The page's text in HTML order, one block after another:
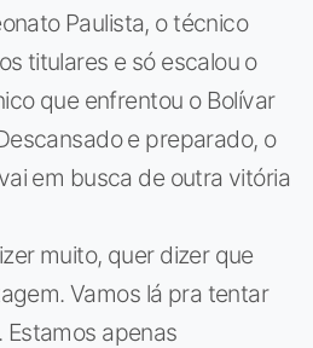
Paulista, o técnico
titulares e só escalou o
que enfrentou o Bolívar
e preparado, o
em busca de outra vitória
muito, quer dizer que
Vamos lá pra tentar
apenas